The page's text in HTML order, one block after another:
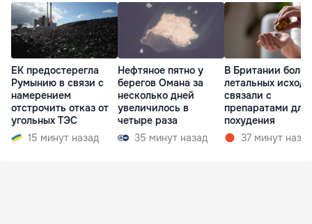
ЕК предостерегла
Румынию в связи с
намерением
отстрочить отказ от
угольных ТЭС
15 минут назад
Нефтяное пятно у
берегов Омана за
несколько дней
увеличилось в
четыре раза
35 минут назад
В Британии
летальных
связали с
препаратами для
похудения
37 минут назад